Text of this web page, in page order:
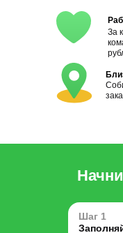
За
Шаг 1